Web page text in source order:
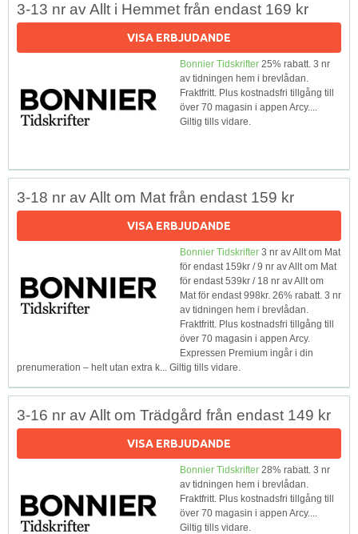
3-13 nr av Allt i Hemmet från endast 169 kr
VISA ERBJUDANDE
Bonnier Tidskrifter 25% rabatt. 3 nr
av tidningen hem i brevlådan.
Fraktfritt. Plus kostnadsfri tillgång till
över 70 magasin i appen Arcy....
Giltig tills vidare.
3-18 nr av Allt om Mat från endast 159 kr
VISA ERBJUDANDE
Bonnier Tidskrifter 3 nr av Allt om Mat
för endast 159kr / 9 nr av Allt om Mat
för endast 539kr / 18 nr av Allt om
Mat för endast 998kr. 26% rabatt. 3 nr
av tidningen hem i brevlådan.
Fraktfritt. Plus kostnadsfri tillgång till
över 70 magasin i appen Arcy.
Expressen Premium ingår i din
prenumeration – helt utan extra k... Giltig tills vidare.
3-16 nr av Allt om Trädgård från endast 149 kr
VISA ERBJUDANDE
Bonnier Tidskrifter 28% rabatt. 3 nr
av tidningen hem i brevlådan.
Fraktfritt. Plus kostnadsfri tillgång till
över 70 magasin i appen Arcy....
Giltig tills vidare.